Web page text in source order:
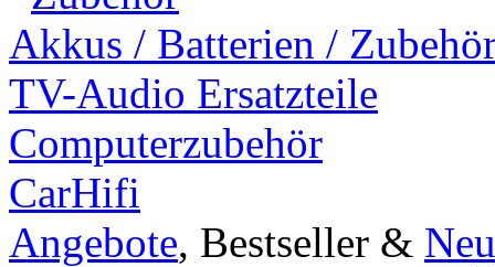
Akkus / Batterien /
TV-Audio Ersatzteile
Computerzubehör
CarHifi
Angebote, Bestseller &